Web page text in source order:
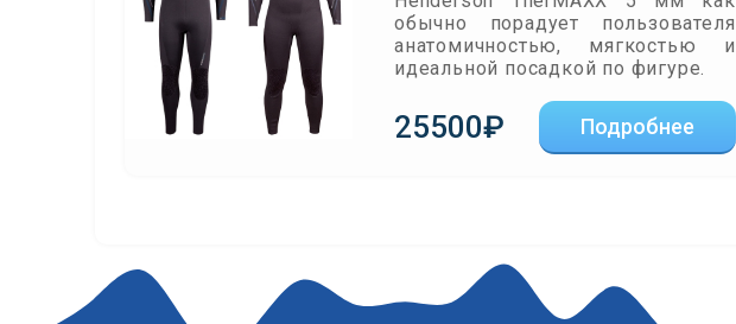
обычно порадует пользователя
анатомичностью, мягкостью и
идеальной посадкой по фигуре.
25500₽ Подробнее